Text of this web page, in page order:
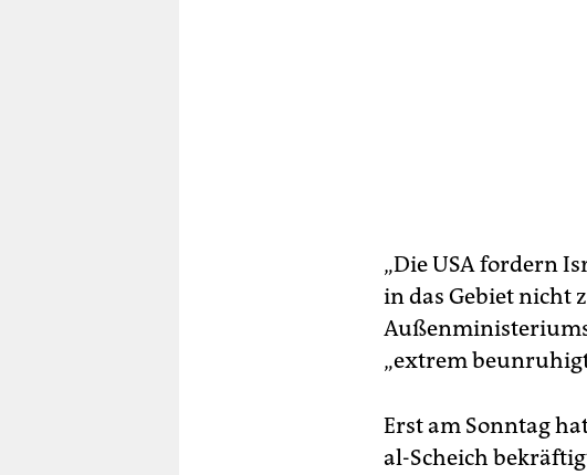
„Die USA fordern
in das Gebiet nicht
„extrem
Erst am Sonntag
al-Scheich